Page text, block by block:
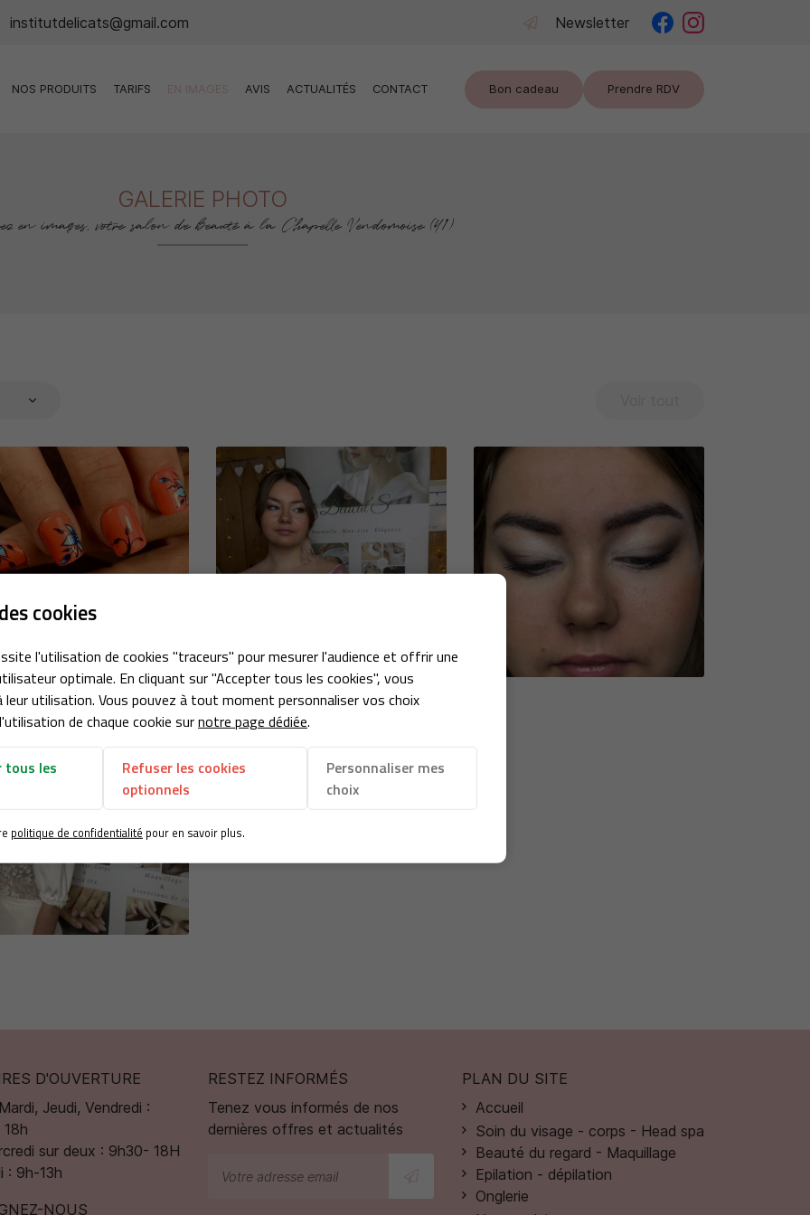
cookies
l'utilisation de cookies "traceurs" pour mesurer l'audience et offrir une
optimale. En cliquant sur "Accepter tous les cookies", vous
leur utilisation. Vous pouvez à tout moment personnaliser vos choix
de chaque cookie surnotre page dédiée.
tous les
Refuser les cookies
optionnels
Personnaliser mes
choix
politique de confidentialité pour en savoir plus.
Newsletter
NOS PRODUITS TARIFS AVIS ACTUALITÉS CONTACT Bon cadeau Prendre RDV
GALERIE PHOTO
en images, votre salon de beauté à la Chapelle Vendomoise (41)
Agrandir la photo

Agrandir la photo
D'OUVERTURE
Jeudi, Vendredi :
sur deux : 9h30- 18H
: 9h-13h
NOUS
RESTEZ INFORMÉS
Tenez vous informés de nos
dernières offres et actualités
PLAN DU SITE
Accueil
Soin du visage - corps - Head spa
Beauté du regard - Maquillage
Epilation - dépilation
Onglerie